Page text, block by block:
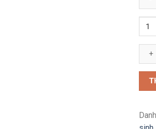
Chậu
mặt
INAX
AL-
Aqua